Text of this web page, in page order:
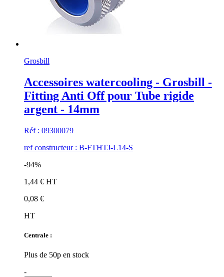
Grosbill
Accessoires watercooling - Grosbill -
Fitting Anti Off pour Tube rigide
argent - 14mm
Réf : 09300079
ref constructeur : B-FTHTJ-L14-S
-94%
1,44 € HT
0,08 €
HT
Centrale :
Plus de 50p en stock
-